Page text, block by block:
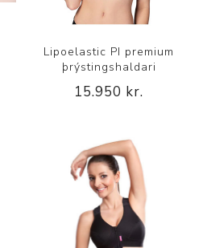
Lipoelastic PI premium
þrýstingshaldari
15.950 kr.